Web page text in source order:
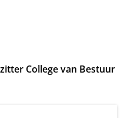
College van Bestuur